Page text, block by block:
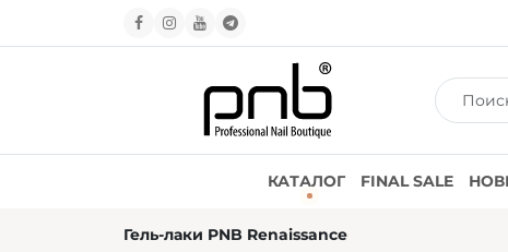
КАТАЛОГ FINAL SALE
Гель-лаки PNB Renaissance